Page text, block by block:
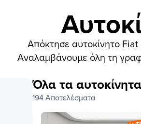
Απόκτησε αυτοκίνητο
Αναλαμβάνουμε όλη τη
Όλα τα αυτοκίνητα
194 Αποτελέσματα